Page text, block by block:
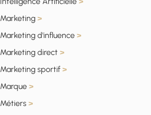
Marketing >
Marketing d'influence >
Marketing direct >
Marketing sportif >
Marque >
Métiers >